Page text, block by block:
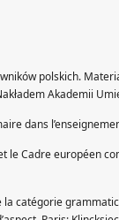
polskich.
Akademii
dans
le Cadre européen
catégorie